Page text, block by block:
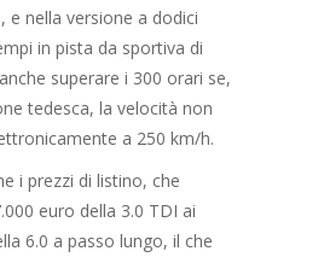
e nella versione a dodici
in pista da sportiva di
superare i 300 orari se,
tedesca, la velocità non
a 250 km/h.
i prezzi di listino, che
euro della 3.0 TDI ai
6.0 a passo lungo, il che